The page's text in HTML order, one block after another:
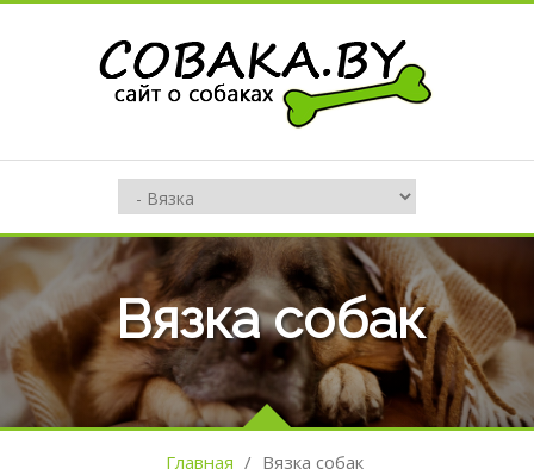
Вязка собак
Главная / Вязка собак